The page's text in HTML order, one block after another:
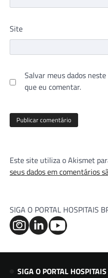
Site
Salvar meus dados
que eu comentar.
Este site utiliza o Akismet
seus dados em comentários
SIGA O PORTAL HOSPITAIS
SIGA O PORTAL